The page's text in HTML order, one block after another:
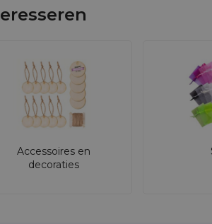
Accessoires en
decoraties